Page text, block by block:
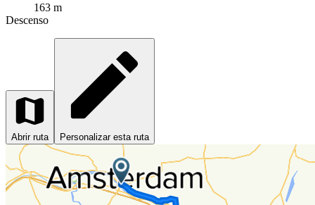
163 m
Descenso
Abrir ruta Personalizar esta ruta